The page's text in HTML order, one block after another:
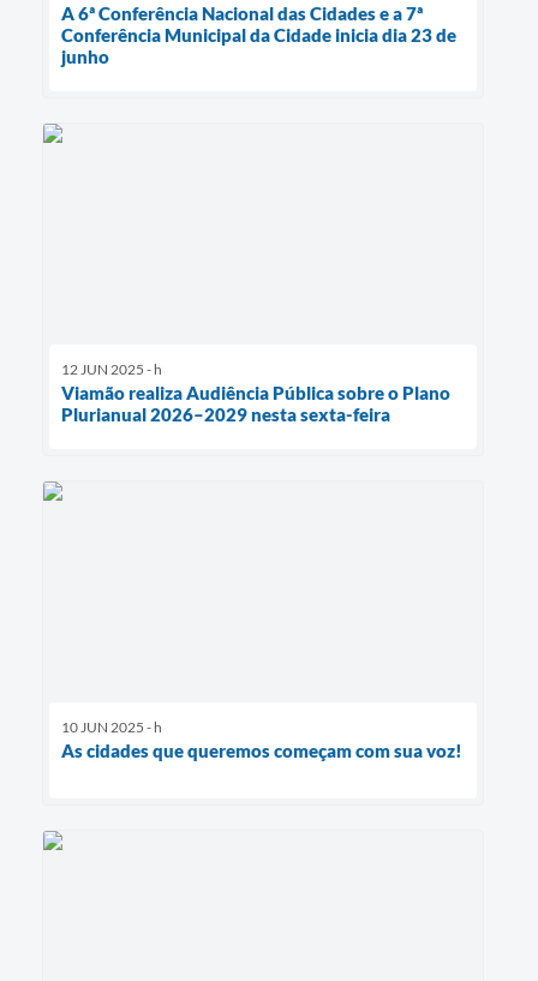
A 6ª Conferência Nacional das Cidades e a 7ª
Conferência Municipal da Cidade inicia dia 23 de
junho
12 JUN 2025 - h
Viamão realiza Audiência Pública sobre o Plano
Plurianual 2026–2029 nesta sexta-feira
10 JUN 2025 - h
As cidades que queremos começam com sua voz!